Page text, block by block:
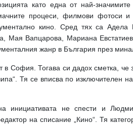
като една от най-значимите
процеси, филмови фотоси и
кино. Сред тях са Адела
Мая Вапцарова, Мариана
жанр в България през
в София. Тогава си дадох сметка, че
Тя се вписва по изключителен
инициативата не спести и
на списание „Кино“. Тя